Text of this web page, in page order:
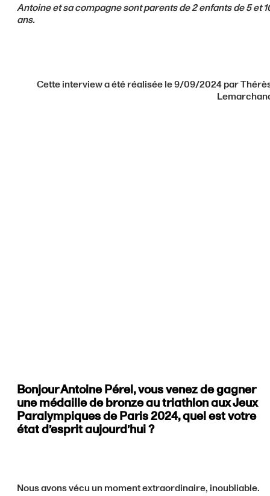
Antoine et sa compagne sont parents de 2 enfants de 5 et
ans.
Cette interview a été réalisée le 9/09/2024 par
Bonjour Antoine Pérel, vous venez de gagner
une médaille de bronze au triathlon aux Jeux
Paralympiques de Paris 2024, quel est votre
état d’esprit aujourd’hui ?
Nous avons vécu un moment extraordinaire, inoubliable.